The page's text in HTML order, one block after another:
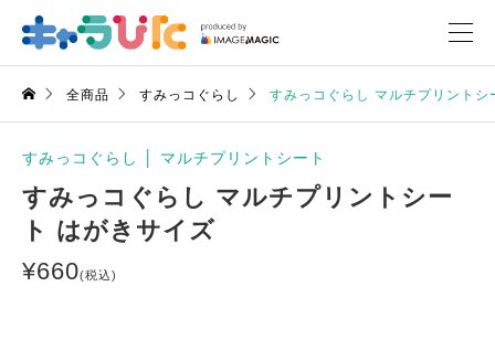
全商品 すみっコぐらし すみっコぐらし マルチプリントシ
すみっコぐらし マルチプリントシート
すみっコぐらし マルチプリントシー
ト はがきサイズ
¥660(税込)